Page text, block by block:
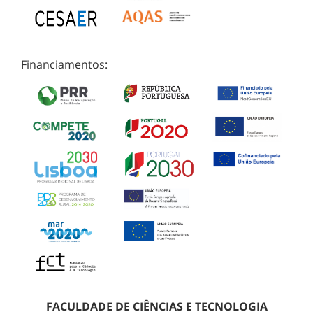
Financiamentos:
FACULDADE DE CIÊNCIAS E TECNOLOGIA